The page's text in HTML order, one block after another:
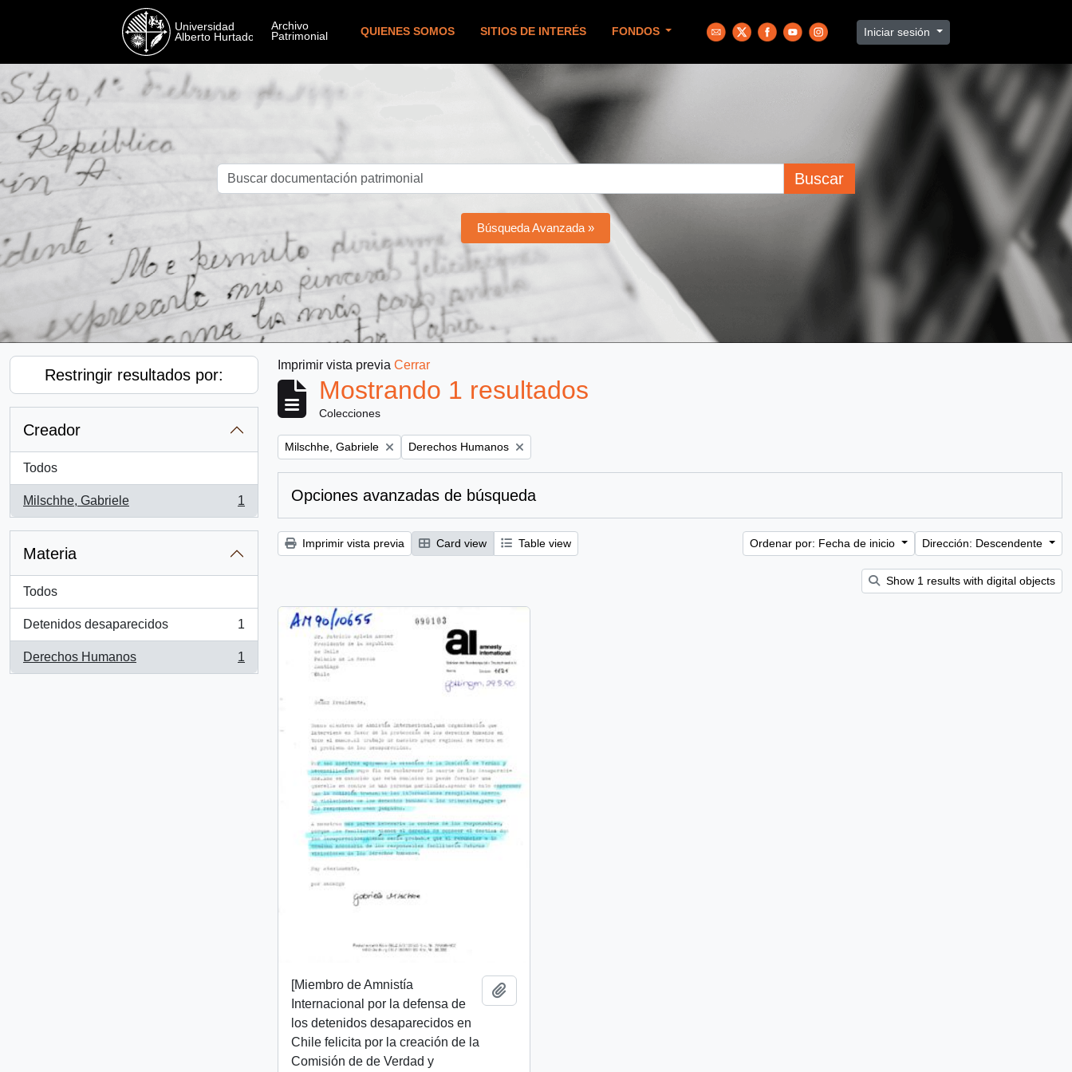
QUIENES SOMOS SITIOS DE INTERÉS FONDOS Iniciar sesión
Buscar
Búsqueda Avanzada »
Restringir resultados por:
Creador
Todos
Milschhe, Gabriele
, 1 resultados
1
Materia
Todos
Detenidos desaparecidos
, 1 resultados
1
Derechos Humanos
, 1 resultados
1
Imprimir vista previa Cerrar
Mostrando 1 resultados
Colecciones
Remove filter:
Milschhe, Gabriele Remove filter:
Derechos Humanos
Opciones avanzadas de búsqueda
Imprimir vista previa Card view Table view Ordenar por: Fecha de inicio Dirección: Descendente
Show 1 results with digital objects
[Miembro de Amnistía
Internacional por la defensa de
los detenidos desaparecidos en
Chile felicita por la creación de la
Comisión de de Verdad y